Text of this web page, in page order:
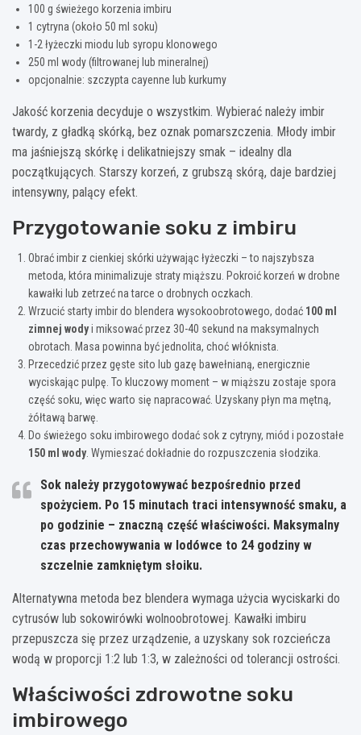
100 g świeżego korzenia imbiru
1 cytryna (około 50 ml soku)
1-2 łyżeczki miodu lub syropu klonowego
250 ml wody (filtrowanej lub mineralnej)
opcjonalnie: szczypta cayenne lub kurkumy
Jakość korzenia decyduje o wszystkim. Wybierać należy imbir
twardy, z gładką skórką, bez oznak pomarszczenia. Młody imbir
ma jaśniejszą skórkę i delikatniejszy smak – idealny dla
początkujących. Starszy korzeń, z grubszą skórą, daje bardziej
intensywny, palący efekt.
Przygotowanie soku z imbiru
Obrać imbir z cienkiej skórki używając łyżeczki – to najszybsza
metoda, która minimalizuje straty miąższu. Pokroić korzeń w drobne
kawałki lub zetrzeć na tarce o drobnych oczkach.
Wrzucić starty imbir do blendera wysokoobrotowego, dodać 100 ml
zimnej wodyi miksować przez 30-40 sekund na maksymalnych
obrotach. Masa powinna być jednolita, choć włóknista.
Przecedzić przez gęste sito lub gazę bawełnianą, energicznie
wyciskając pulpę. To kluczowy moment – w miąższu zostaje spora
część soku, więc warto się napracować. Uzyskany płyn ma mętną,
żółtawą barwę.
Do świeżego soku imbirowego dodać sok z cytryny, miód i pozostałe
150 ml wody. Wymieszać dokładnie do rozpuszczenia słodzika.
Sok należy przygotowywać bezpośrednio przed
spożyciem. Po 15 minutach traci intensywność smaku, a
po godzinie – znaczną część właściwości. Maksymalny
czas przechowywania w lodówce to 24 godziny w
szczelnie zamkniętym słoiku.
Alternatywna metoda bez blendera wymaga użycia wyciskarki do
cytrusów lub sokowirówki wolnoobrotowej. Kawałki imbiru
przepuszcza się przez urządzenie, a uzyskany sok rozcieńcza
wodą w proporcji 1:2 lub 1:3, w zależności od tolerancji ostrości.
Właściwości zdrowotne soku
imbirowego